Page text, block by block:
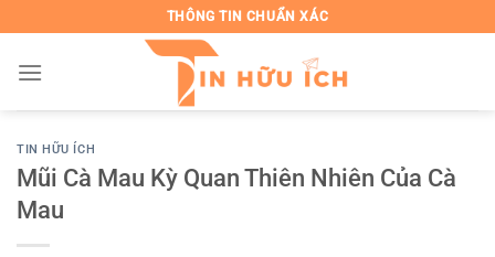
đến
nội
THÔNG TIN CHUẨN XÁC
TIN HỮU ÍCH
Mũi Cà Mau Kỳ Quan Thiên Nhiên Của Cà
Mau